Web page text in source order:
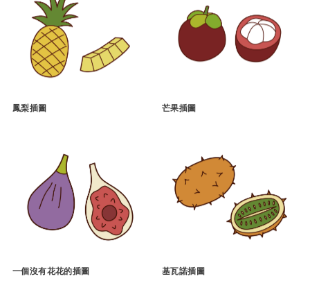
鳳梨插圖 芒果插圖
一個沒有花花的插圖 基瓦諾插圖